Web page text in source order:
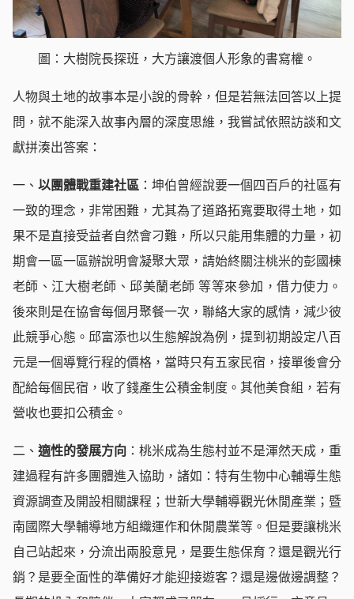
圖：大樹院長探班，大方讓渡個人形象的書寫權。
人物與土地的故事本是小說的骨幹，但是若無法回答以上提
問，就不能深入故事內層的深度思維，我嘗試依照訪談和文
獻拼湊出答案：
一、 以團體戰重建社區 ：坤伯曾經說要一個四百戶的社區有
一致的理念，非常困難，尤其為了道路拓寬要取得土地，如
果不是直接受益者自然會刁難，所以只能用集體的力量，初
期會一區一區辦說明會凝聚大眾，請始終關注桃米的彭國棟
老師、江大樹老師、邱美蘭老師 等等來參加，借力使力。
後來則是在協會每個月聚餐一次，聯絡大家的感情，減少彼
此競爭心態。邱富添也以生態解說為例，提到初期設定八百
元是一個導覽行程的價格，當時只有五家民宿，接單後會分
配給每個民宿，收了錢產生公積金制度。其他美食組，若有
營收也要扣公積金。
二、 適性的發展方向 ：桃米成為生態村並不是渾然天成，重
建過程有許多團體進入協助，諸如：特有生物中心輔導生態
資源調查及開設相關課程；世新大學輔導觀光休閒產業；暨
南國際大學輔導地方組織運作和休閒農業等。但是要讓桃米
自己站起來，分流出兩股意見，是要生態保育？還是觀光行
銷？是要全面性的準備好才能迎接遊客？還是邊做邊調整？